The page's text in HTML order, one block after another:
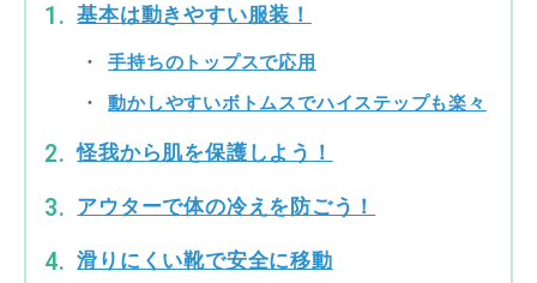
基本は動きやすい服装！
手持ちのトップスで応用
動かしやすいボトムスでハイステップも楽々
怪我から肌を保護しよう！
アウターで体の冷えを防ごう！
滑りにくい靴で安全に移動